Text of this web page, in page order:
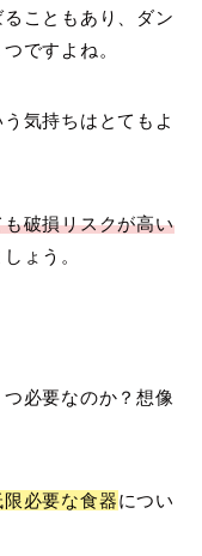
こともあり、ダン
ですよね。
気持ちはとてもよ
破損リスクが高い
ょう。
必要なのか？想像
必要な食器につい